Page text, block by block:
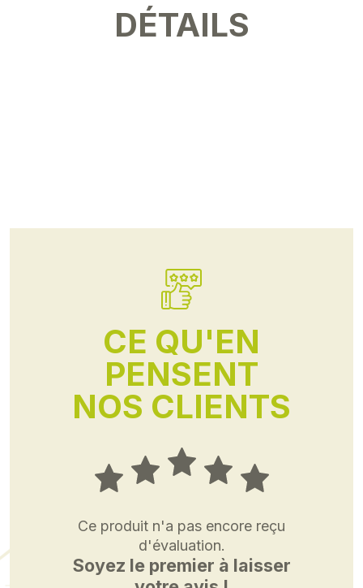
DÉTAILS
CE QU'EN
PENSENT
NOS CLIENTS
Ce produit n'a pas encore reçu
d'évaluation.
Soyez le premier à laisser